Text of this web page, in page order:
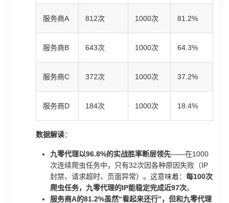
服务商A 812次 1000次 81.2%
服务商B 643次 1000次 64.3%
服务商C 372次 1000次 37.2%
服务商D 184次 1000次 18.4%
数据解读：
九零代理以96.8%的实战胜率断层领先——在1000
次连续爬虫任务中，只有32次因各种原因失败（IP
封禁、请求超时、页面异常）。这意味着： 每100次
爬虫任务，九零代理的IP能稳定完成近97次。
服务商A的81.2%虽然“看起来还行”，但和九零代理